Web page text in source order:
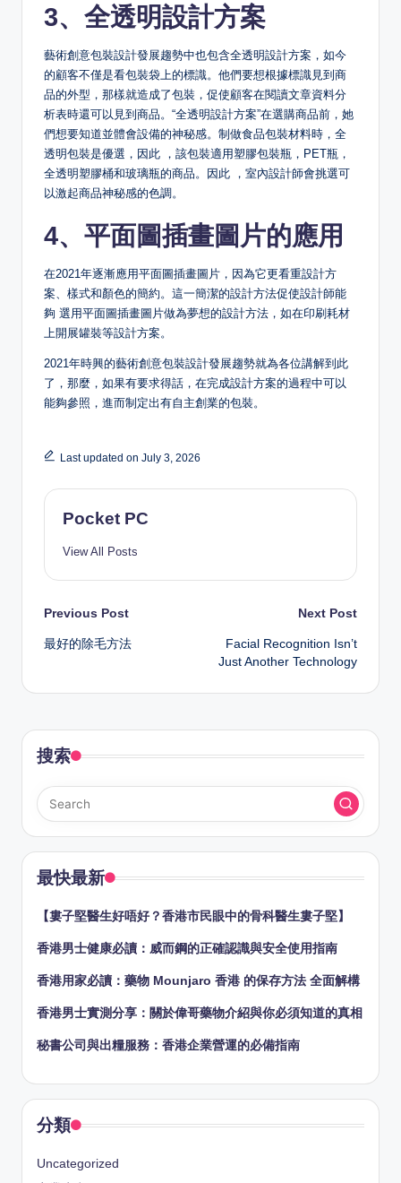
3、全透明設計方案
藝術創意包裝設計發展趨勢中也包含全透明設計方案，如今
的顧客不僅是看包裝袋上的標識。他們要想根據標識見到商
品的外型，那樣就造成了包裝，促使顧客在閱讀文章資料分
析表時還可以見到商品。“全透明設計方案”在選購商品前，她
們想要知道並體會設備的神秘感。制做食品包裝材料時，全
透明包裝是優選，因此 ，該包裝適用塑膠包裝瓶，PET瓶，
全透明塑膠桶和玻璃瓶的商品。因此 ，室內設計師會挑選可
以激起商品神秘感的色調。
4、平面圖插畫圖片的應用
在2021年逐漸應用平面圖插畫圖片，因為它更看重設計方
案、樣式和顏色的簡約。這一簡潔的設計方法促使設計師能
夠 選用平面圖插畫圖片做為夢想的設計方法，如在印刷耗材
上開展罐裝等設計方案。
2021年時興的藝術創意包裝設計發展趨勢就為各位講解到此
了，那麼，如果有要求得話，在完成設計方案的過程中可以
能夠參照，進而制定出有自主創業的包裝。
Last updated on July 3, 2026
Pocket PC
View All Posts
Post
navigation
Previous Post
最好的除毛方法
Next Post
Facial Recognition Isn’t
Just Another Technology
搜索
最快最新
【婁子堅醫生好唔好？香港市民眼中的骨科醫生婁子堅】
香港男士健康必讀：威而鋼的正確認識與安全使用指南
香港用家必讀：藥物 Mounjaro 香港 的保存方法 全面解構
香港男士實測分享：關於偉哥藥物介紹與你必須知道的真相
秘書公司與出糧服務：香港企業營運的必備指南
分類
Uncategorized